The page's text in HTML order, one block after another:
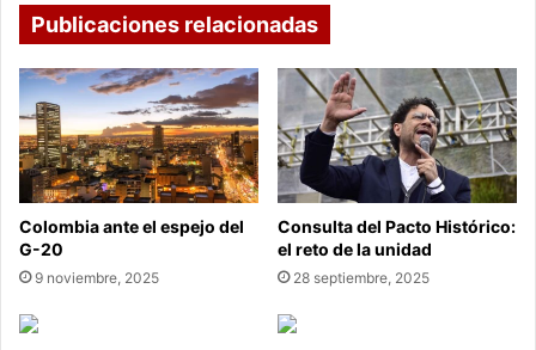
Publicaciones relacionadas
Colombia ante el espejo del
G-20
9 noviembre, 2025
Consulta del Pacto Histórico:
el reto de la unidad
28 septiembre, 2025